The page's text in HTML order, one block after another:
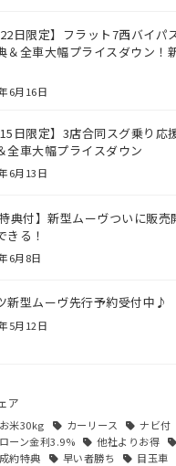
22日限定】フラット7西バイパ
＆全車大幅プライスダウン！
6月16日
15日限定】3店合同スグ乗り応
全車大幅プライスダウン
6月13日
特典付】新型ムーヴついに販
きる！
6月8日
新型ムーヴ先行予約受付中♪
5月12日
ア
お米30kg カーリース
ナビ付
ローン金利3.9%
他社よりお得
成約特典
早い者勝ち 目玉車